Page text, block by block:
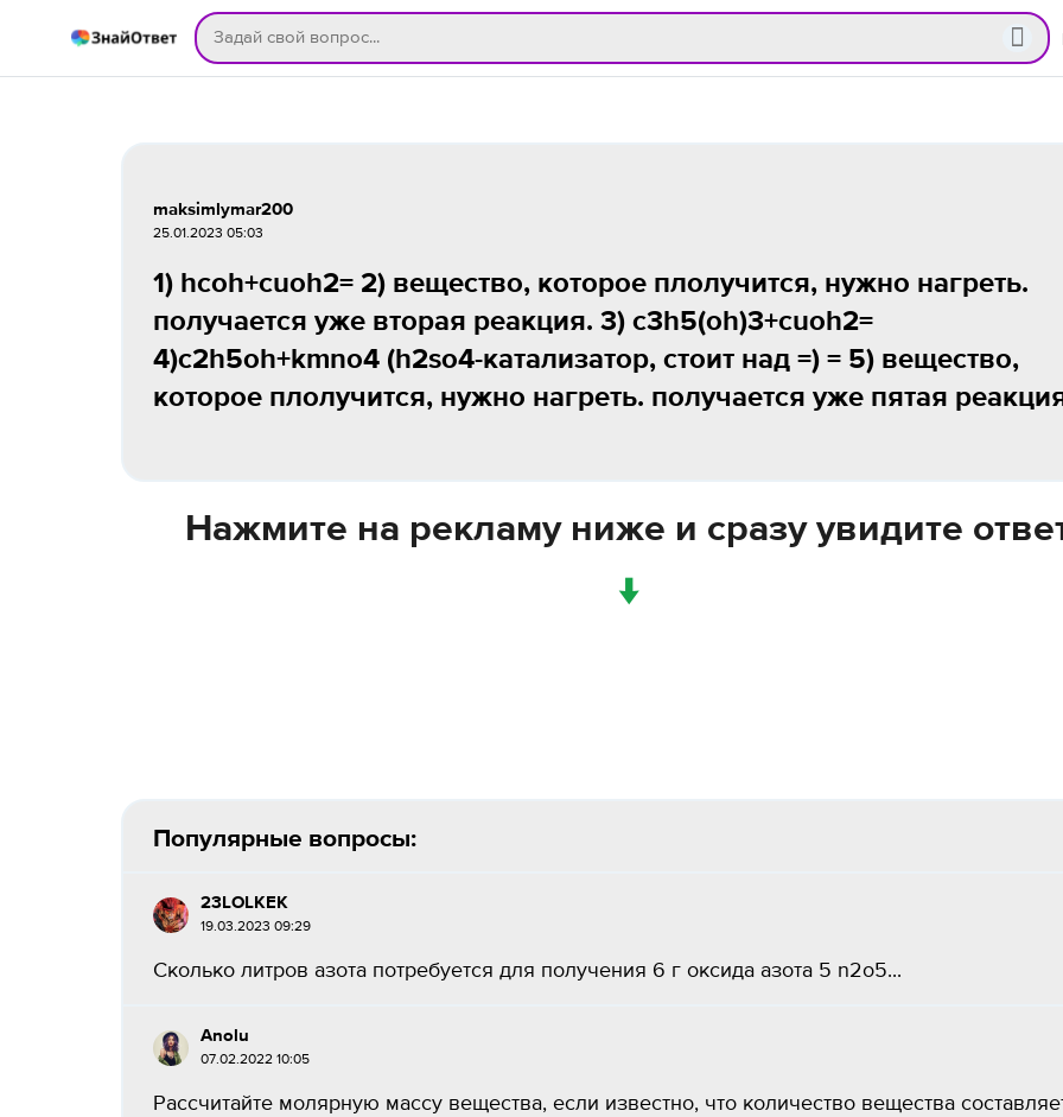
maksimlymar200
25.01.2023 05:03
1) hcoh+cuoh2= 2) вещество, которое плолучится, нужно нагреть.
получается уже вторая реакция. 3) c3h5(oh)3+cuoh2=
4)c2h5oh+kmno4 (h2so4-катализатор, стоит над =) = 5) вещество,
которое плолучится, нужно нагреть. получается уже пятая
Нажмите на рекламу ниже и сразу увидите
↓
Популярные вопросы:
23LOLKEK
19.03.2023 09:29
Сколько литров азота потребуется для получения 6 г оксида азота 5 n2o5...
Anolu
07.02.2022 10:05
Рассчитайте молярную массу вещества, если известно, что количество вещества